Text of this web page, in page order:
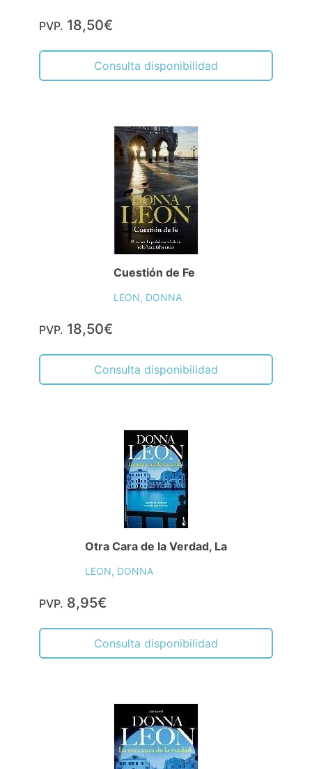
PVP. 18,50€
Consulta disponibilidad
Cuestión de Fe
LEON, DONNA
PVP. 18,50€
Consulta disponibilidad
Otra Cara de la Verdad, La
LEON, DONNA
PVP. 8,95€
Consulta disponibilidad